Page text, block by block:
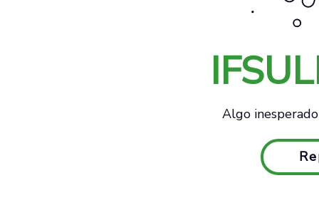
Algo